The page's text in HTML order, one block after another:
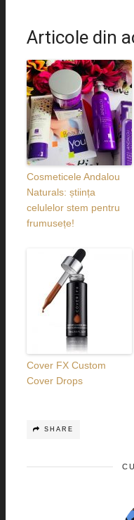
Articole din
Cosmeticele Andalou
Naturals: știința
celulelor stem pentru
frumusețe!
Cover FX Custom
Cover Drops
SHARE